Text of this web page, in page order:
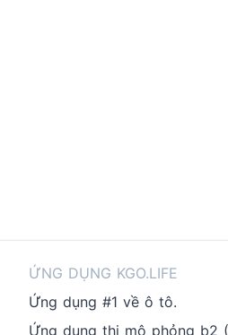
ỨNG DỤNG KGO.LIFE
Ứng dụng #1 về ô tô.
Ứng dụng thi mô phỏng b2